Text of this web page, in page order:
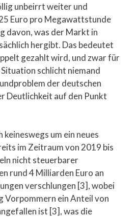
unbeirrt weiter und
Euro pro Megawattstunde
davon, was der Markt in
hergibt. Das bedeutet
gezahlt wird, und zwar für
schlicht niemand
der deutschen
Deutlichkeit auf den Punkt
keineswegs um ein neues
im Zeitraum von 2019 bis
nicht steuerbarer
rund 4 Milliarden Euro an
verschlungen [3], wobei
Vorpommern ein Anteil von
ist [3], was die